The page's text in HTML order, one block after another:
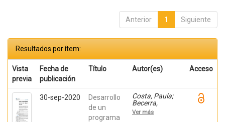
Anterior 1 Siguiente
Resultados por ítem:
Vista
previa
Fecha de
publicación
Título Autor(es) Acceso
30-sep-2020
Desarrollo
de un
programa
Costa, Paula;
Becerra,
Viviana;
Becerra,
Ver más